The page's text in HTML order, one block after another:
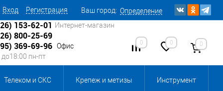
Вход Регистрация Ваш город: Определение
153-62-01 Интернет-магазин
800-25-69
369-69-96 Офис
до18:00 пн-пт
0 0 0
Телеком и СКС Крепеж и метизы Инструмент